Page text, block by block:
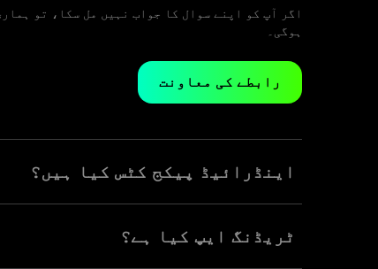
ہوگی۔
رابطے کی معاونت
اینڈرائیڈ پیکج کٹس کیا ہیں؟
کو اپنی ڈیوائس پر ایپ ڈاؤن لوڈ اور انسٹال
ٹریڈنگ ایپ کیا ہے؟